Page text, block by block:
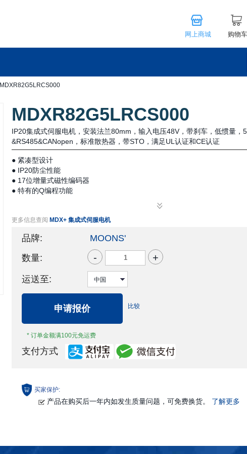
网上商城 购物车
MDXR82G5LRCS000
MDXR82G5LRCS000
IP20集成式伺服电机，安装法兰80mm，输入电压48V，带刹车，低惯量
&RS485&CANopen，标准散热器，带STO，满足UL认证和CE认证
● 紧凑型设计
● IP20防尘性能
● 17位增量式磁性编码器
● 特有的Q编程功能
更多信息查阅 MDX+ 集成式伺服电机
品牌:
MOONS'
数量:
- +
运送至:
申请报价
* 订单金额满100元免运费
比较
支付方式
买家保护:
产品在购买后一年内如发生质量问题，可免费换货。 了解更多